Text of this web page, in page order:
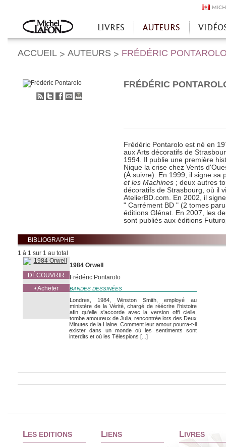
Accueil
LIVRES AUTEURS
ACCUEIL > AUTEURS > FRÉDÉRIC
FRÉDÉRIC
Frédéric Pontarolo est né en
aux Arts décoratifs de
1994. Il publie une première
Nique la crise chez Vents
(À suivre). En 1999, il signe
et les Machines ; deux autres
décoratifs de Strasbourg, où il
AtelierBD.com. En 2002, il
" Carrément BD " (2 tomes
éditions Glénat. En 2007, les
sont publiés aux éditions
BIBLIOGRAPHIE
1 à 1 sur 1 au total
DÉCOUVRIR
• Acheter
1984 Orwell
Frédéric Pontarolo
BANDES DESSINÉES
Londres, 1984, Winston Smith, employé au
ministère de la Vérité, chargé de réécrire l'histoire
afin qu'elle s'accorde avec la version offi cielle,
tombe amoureux de Julia, rencontrée lors des Deux
Minutes de la Haine. Comment leur amour pourra-t-il
exister dans un monde où les sentiments sont
interdits et où les Télespions [...]
LES EDITIONS LIENS LIVRES